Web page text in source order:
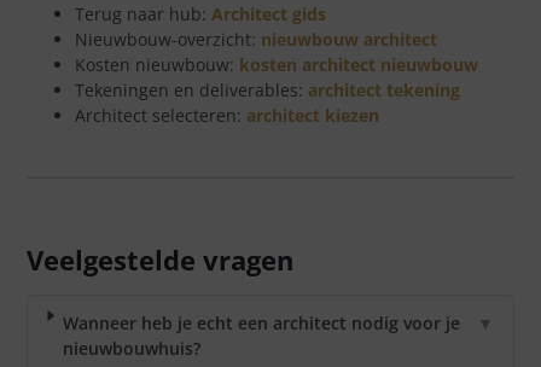
Terug naar hub: Architect gids
Nieuwbouw-overzicht: nieuwbouw architect
Kosten nieuwbouw: kosten architect nieuwbouw
Tekeningen en deliverables: architect tekening
Architect selecteren: architect kiezen
Veelgestelde vragen
Wanneer heb je echt een architect nodig voor je
nieuwbouwhuis?
▼